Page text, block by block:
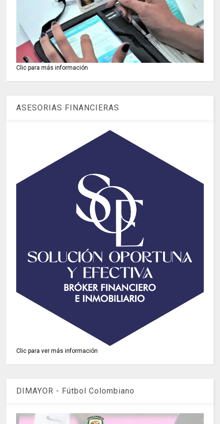
Clic para más información
ASESORIAS FINANCIERAS
Clic para ver más información
DIMAYOR - Fútbol Colombiano